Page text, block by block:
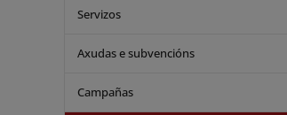
Servizos
Axudas e subvencións
Campañas